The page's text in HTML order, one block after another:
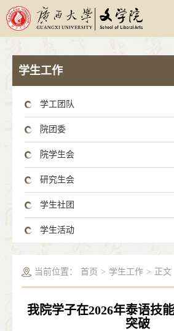
学生工作
学工团队
院团委
院学生会
研究生会
学生社团
学生活动
当前位置： 首页 > 学生工作 > 正文
我院学子在2026年泰语技
突破